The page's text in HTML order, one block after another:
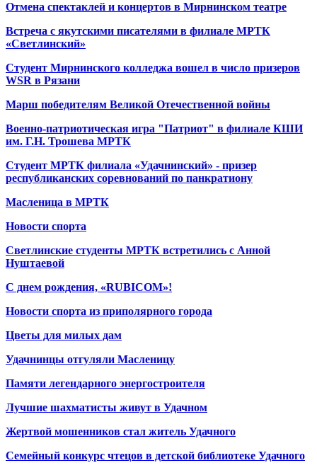
Отмена спектаклей и концертов в Мирнинском театре
Встреча с якутскими писателями в филиале МРТК
«Светлинский»
Студент Мирнинского колледжа вошел в число призеров
WSR в Рязани
Марш победителям Великой Отечественной войны
Военно-патриотическая игра "Патриот" в филиале КШИ
им. Г.Н. Трошева МРТК
Студент МРТК филиала «Удачнинский» - призер
республиканских соревнований по панкратиону
Масленица в МРТК
Новости спорта
Светлинские студенты МРТК встретились с Анной
Нуштаевой
С днем рождения, «RUBICOM»!
Новости спорта из приполярного города
Цветы для милых дам
Удачнинцы отгуляли Масленицу
Памяти легендарного энергостроителя
Лучшие шахматисты живут в Удачном
Жертвой мошенников стал житель Удачного
Семейный конкурс чтецов в детской библиотеке Удачного